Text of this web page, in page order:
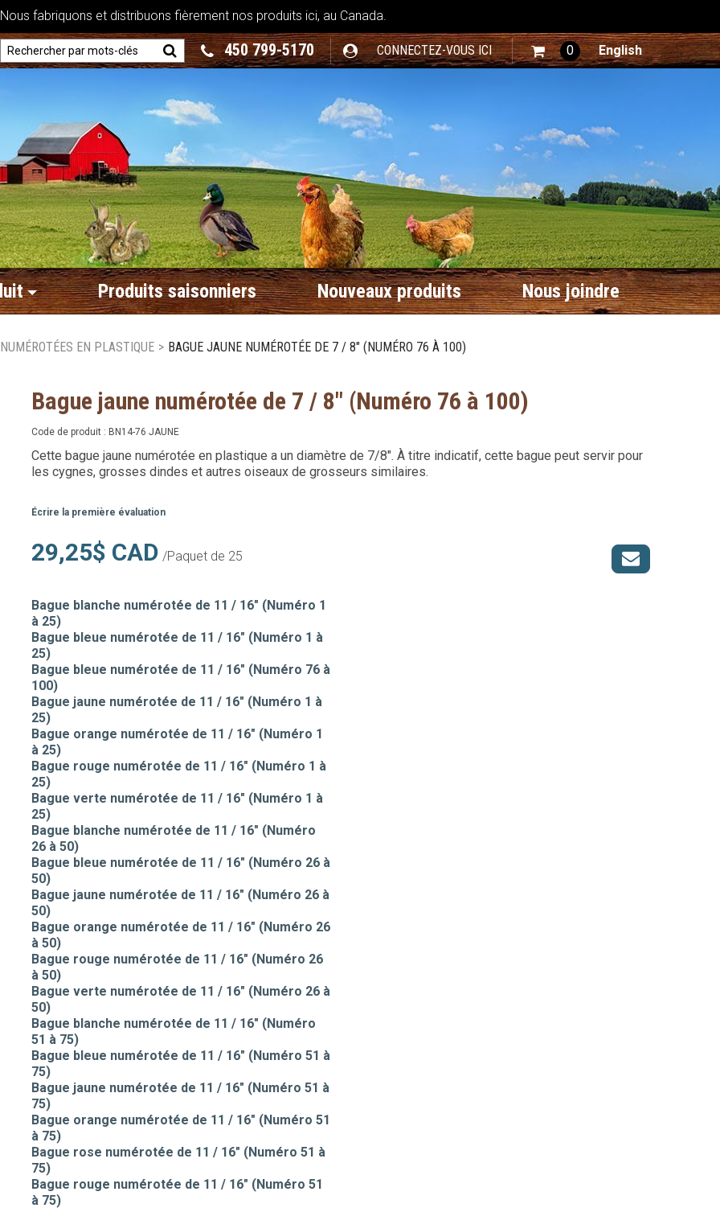
Nous fabriquons et distribuons fièrement nos produits ici, au Canada.
450 799-5170 CONNECTEZ-VOUS ICI 0 English
Produits saisonniers Nouveaux produits Nous joindre
EN PLASTIQUE > BAGUE JAUNE NUMÉROTÉE DE 7 / 8" (NUMÉRO 76 À 100)
Bague jaune numérotée de 7 / 8" (Numéro 76 à 100)
Code de produit : BN14-76 JAUNE
Cette bague jaune numérotée en plastique a un diamètre de 7/8". À titre indicatif, cette bague peut servir pour
les cygnes, grosses dindes et autres oiseaux de grosseurs similaires.
Écrire la première évaluation
29,25$ CAD /Paquet de 25
Bague blanche numérotée de 11 / 16" (Numéro 1
à 25)
Bague bleue numérotée de 11 / 16" (Numéro 1 à
25)
Bague bleue numérotée de 11 / 16" (Numéro 76 à
100)
Bague jaune numérotée de 11 / 16" (Numéro 1 à
25)
Bague orange numérotée de 11 / 16" (Numéro 1
à 25)
Bague rouge numérotée de 11 / 16" (Numéro 1 à
25)
Bague verte numérotée de 11 / 16" (Numéro 1 à
25)
Bague blanche numérotée de 11 / 16" (Numéro
26 à 50)
Bague bleue numérotée de 11 / 16" (Numéro 26 à
50)
Bague jaune numérotée de 11 / 16" (Numéro 26 à
50)
Bague orange numérotée de 11 / 16" (Numéro 26
à 50)
Bague rouge numérotée de 11 / 16" (Numéro 26
à 50)
Bague verte numérotée de 11 / 16" (Numéro 26 à
50)
Bague blanche numérotée de 11 / 16" (Numéro
51 à 75)
Bague bleue numérotée de 11 / 16" (Numéro 51 à
75)
Bague jaune numérotée de 11 / 16" (Numéro 51 à
75)
Bague orange numérotée de 11 / 16" (Numéro 51
à 75)
Bague rose numérotée de 11 / 16" (Numéro 51 à
75)
Bague rouge numérotée de 11 / 16" (Numéro 51
à 75)